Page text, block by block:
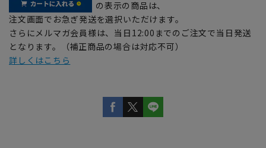
の表示の商品は、
注文画面でお急ぎ発送を選択いただけます。
さらにメルマガ会員様は、当日12:00までのご注文で当日発送
となります。（補正商品の場合は対応不可）
詳しくはこちら